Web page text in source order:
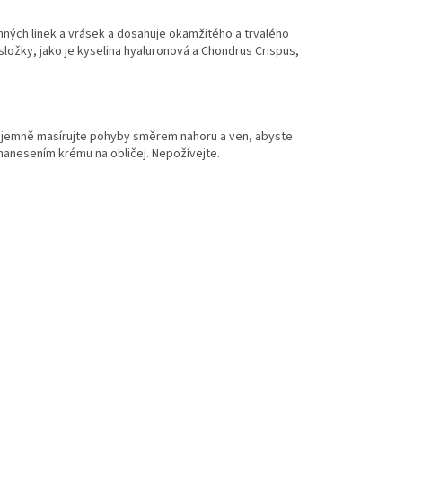
linek a vrásek a dosahuje okamžitého a trvalého
jako je kyselina hyaluronová a Chondrus Crispus,
masírujte pohyby směrem nahoru a ven, abyste
krému na obličej. Nepožívejte.